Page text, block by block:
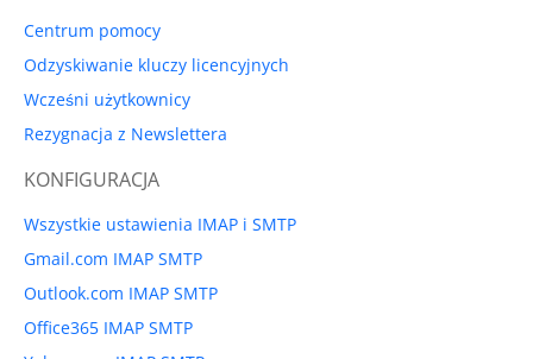
Centrum pomocy
Odzyskiwanie kluczy licencyjnych
Wcześni użytkownicy
Rezygnacja z Newslettera
KONFIGURACJA
Wszystkie ustawienia IMAP i SMTP
Gmail.com IMAP SMTP
Outlook.com IMAP SMTP
Office365 IMAP SMTP